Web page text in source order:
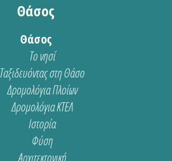
Θάσος
Θάσος
Το νησί
Ταξιδευόντας στη Θάσο
Δρομολόγια Πλοίων
Δρομολόγια ΚΤΕΛ
Ιστορία
Φύση